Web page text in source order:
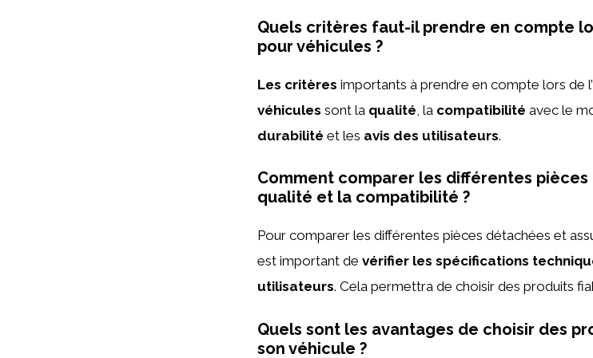
Quels critères faut-il prendre en compte
pour véhicules ?
Les critères importants à prendre en compte lors de l’
véhicules sont la qualité , la compatibilité avec le
durabilité et les avis des utilisateurs.
Comment comparer les différentes
qualité et la compatibilité ?
Pour comparer les différentes pièces détachées et
est important de vérifier les spécifications
utilisateurs. Cela permettra de choisir des produits
Quels sont les avantages de choisir des
son véhicule ?